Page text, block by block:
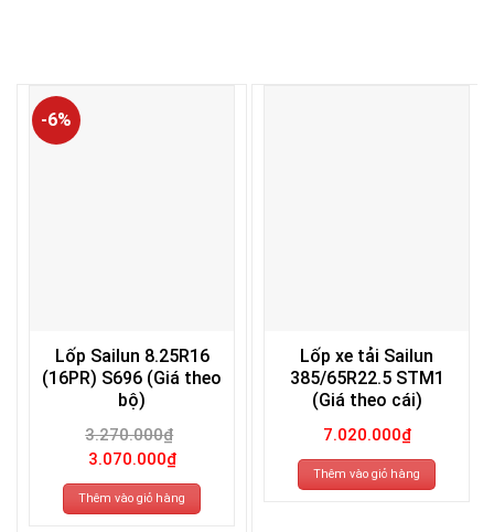
-6%
Lốp Sailun 8.25R16
(16PR) S696 (Giá theo
bộ)
3.270.000₫
Giá
gốc
là:
3.270.000₫.
3.070.000₫Giá
hiện
tại
là:
3.070.000₫.
Thêm vào giỏ hàng
Lốp xe tải Sailun
385/65R22.5 STM1
(Giá theo cái)
7.020.000₫
Thêm vào giỏ hàng